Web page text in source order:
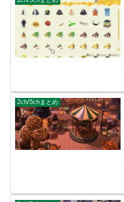
2ch/5chまとめ